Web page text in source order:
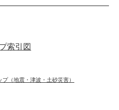
索引図
（地震・津波・土砂災害）